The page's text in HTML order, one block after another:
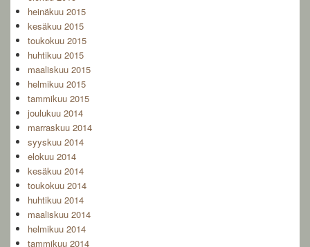
heinäkuu 2015
kesäkuu 2015
toukokuu 2015
huhtikuu 2015
maaliskuu 2015
helmikuu 2015
tammikuu 2015
joulukuu 2014
marraskuu 2014
syyskuu 2014
elokuu 2014
kesäkuu 2014
toukokuu 2014
huhtikuu 2014
maaliskuu 2014
helmikuu 2014
tammikuu 2014